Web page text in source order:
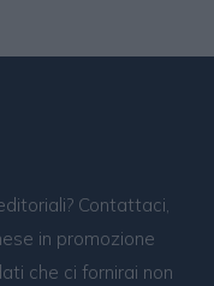
Contattaci,
in promozione
che ci fornirai non